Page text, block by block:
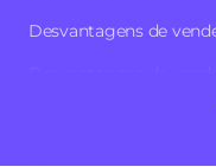
Desvantagens de
Características
línguas e em mais de